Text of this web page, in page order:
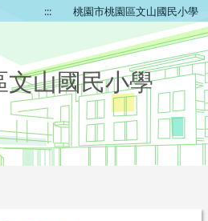
::: 桃園市桃園區文山國民小學
山國民小學